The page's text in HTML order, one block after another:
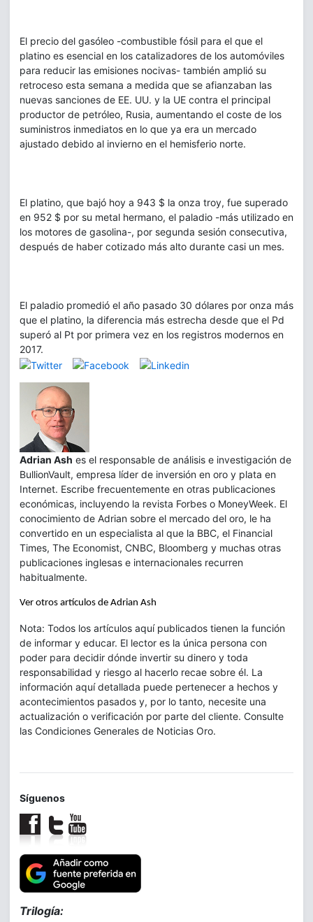
El precio del gasóleo -combustible fósil para el que el
platino es esencial en los catalizadores de los automóviles
para reducir las emisiones nocivas- también amplió su
retroceso esta semana a medida que se afianzaban las
nuevas sanciones de EE. UU. y la UE contra el principal
productor de petróleo, Rusia, aumentando el coste de los
suministros inmediatos en lo que ya era un mercado
ajustado debido al invierno en el hemisferio norte.
El platino, que bajó hoy a 943 $ la onza troy, fue superado
en 952 $ por su metal hermano, el paladio -más utilizado en
los motores de gasolina-, por segunda sesión consecutiva,
después de haber cotizado más alto durante casi un mes.
El paladio promedió el año pasado 30 dólares por onza más
que el platino, la diferencia más estrecha desde que el Pd
superó al Pt por primera vez en los registros modernos en
2017.
Adrian Ash es el responsable de análisis e investigación de
BullionVault, empresa líder de inversión en oro y plata en
Internet. Escribe frecuentemente en otras publicaciones
económicas, incluyendo la revista Forbes o MoneyWeek. El
conocimiento de Adrian sobre el mercado del oro, le ha
convertido en un especialista al que la BBC, el Financial
Times, The Economist, CNBC, Bloomberg y muchas otras
publicaciones inglesas e internacionales recurren
habitualmente.
Ver otros artículos de Adrian Ash
Nota: Todos los artículos aquí publicados tienen la función
de informar y educar. El lector es la única persona con
poder para decidir dónde invertir su dinero y toda
responsabilidad y riesgo al hacerlo recae sobre él. La
información aquí detallada puede pertenecer a hechos y
acontecimientos pasados y, por lo tanto, necesite una
actualización o verificación por parte del cliente. Consulte
las Condiciones Generales de Noticias Oro.
Síguenos
Trilogía: